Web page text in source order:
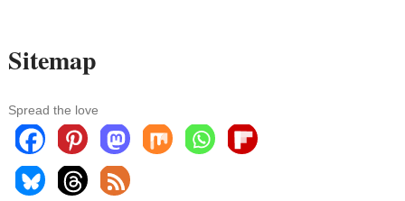
Sitemap
Spread the love